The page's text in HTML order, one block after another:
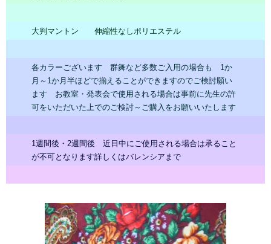
大判マントン 伸縮性なしポリエステル
各カラーございます 群舞など多数ご入用の場合も 1か
月～1か月半ほどで揃えることができますのでご検討願い
ます お教室・発表会で使用される場合は事前に先生の許
可をいただいた上でのご検討～ご購入をお願いいたします
1週間後・2週間後 近日中にご使用される場合は承ること
が不可となります詳しくはバレンシアまで